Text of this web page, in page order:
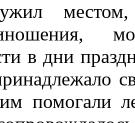
в дни
помогали